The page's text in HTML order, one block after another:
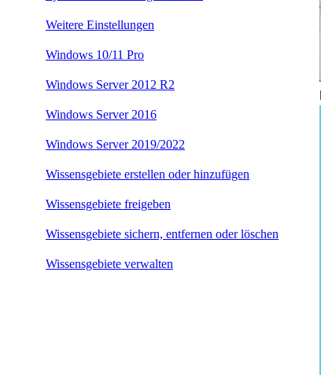
Weitere Einstellungen
Windows 10/11 Pro
Windows Server 2012 R2
Windows Server 2016
Windows Server 2019/2022
Wissensgebiete erstellen oder hinzufügen
Wissensgebiete freigeben
Wissensgebiete sichern, entfernen oder löschen
Wissensgebiete verwalten